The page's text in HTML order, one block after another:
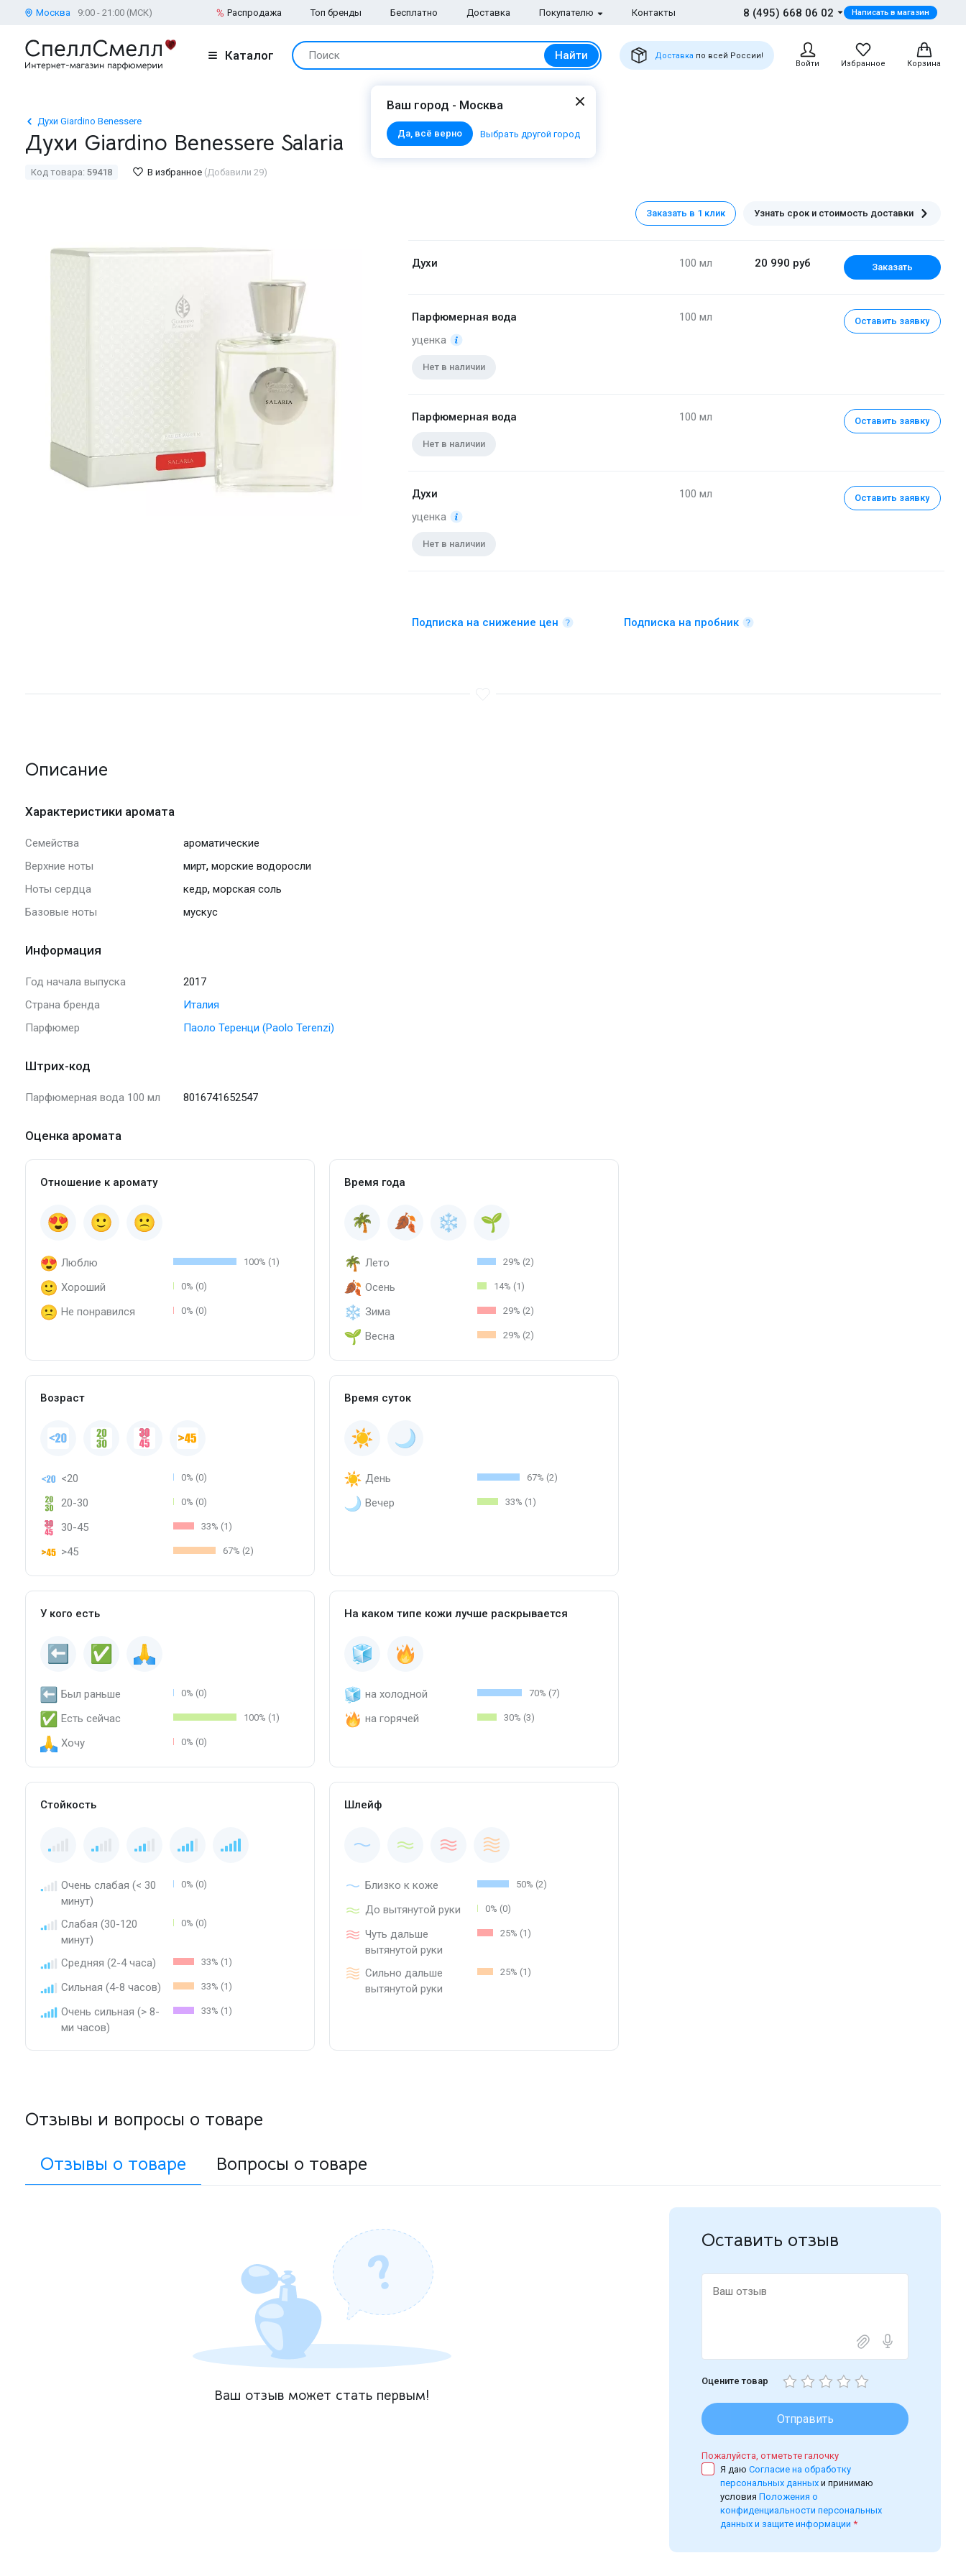
Москва 9:00 - 21:00 (МСК) Распродажа Топ бренды Бесплатно Доставка Покупателю Контакты 8 (495) 668 06 02 Написать в магазин
Каталог Поиск Найти Доставка по всей России!
Войти
Избранное Корзина
Ваш город - Москва
Да, всё верно Выбрать другой город
Духи Giardino Benessere
Духи Giardino Benessere Salaria
Код товара: 59418 В избранное (Добавили 29)
Заказать в 1 клик Узнать срок и стоимость доставки
Духи 20 990 руб
100 мл Заказать
Парфюмерная вода
уценка
Нет в наличии
100 мл Оставить заявку
Парфюмерная вода
Нет в наличии
100 мл Оставить заявку
Духи
уценка
Нет в наличии
100 мл Оставить заявку
Подписка на снижение цен Подписка на пробник
Описание
Характеристики аромата
Семейства
ароматические
Верхние ноты
мирт, морские водоросли
Ноты сердца
кедр, морская соль
Базовые ноты
мускус
Информация
Год начала выпуска
2017
Страна бренда
Италия
Парфюмер
Паоло Теренци (Paolo Terenzi)
Штрих-код
Парфюмерная вода 100 мл 8016741652547
Оценка аромата
Отношение к аромату
Люблю 100% (1)
Хороший 0% (0)
Не понравился 0% (0)
Время года
Лето 29% (2)
Осень 14% (1)
Зима 29% (2)
Весна 29% (2)
Возраст
<20 0% (0)
20-30 0% (0)
30-45 33% (1)
>45 67% (2)
Время суток
День 67% (2)
Вечер 33% (1)
У кого есть
Был раньше 0% (0)
Есть сейчас 100% (1)
Хочу 0% (0)
На каком типе кожи лучше раскрывается
на холодной 70% (7)
на горячей 30% (3)
Стойкость
Очень слабая (< 30
минут)
0% (0)
Слабая (30-120
минут)
0% (0)
Средняя (2-4 часа) 33% (1)
Сильная (4-8 часов) 33% (1)
Очень сильная (> 8-
ми часов)
33% (1)
Шлейф
Близко к коже 50% (2)
До вытянутой руки 0% (0)
Чуть дальше
вытянутой руки
25% (1)
Сильно дальше
вытянутой руки
25% (1)
Отзывы и вопросы о товаре
Отзывы о товаре
Вопросы о товаре
Ваш отзыв может стать первым!
Оставить отзыв
Оцените товар
Отправить
Пожалуйста, отметьте галочку
Я даюСогласие на обработку
персональных данныхи принимаю
условияПоложения о
конфиденциальности персональных
данных и защите информации *